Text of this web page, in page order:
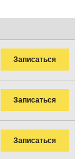
Записаться
Записаться
Записаться